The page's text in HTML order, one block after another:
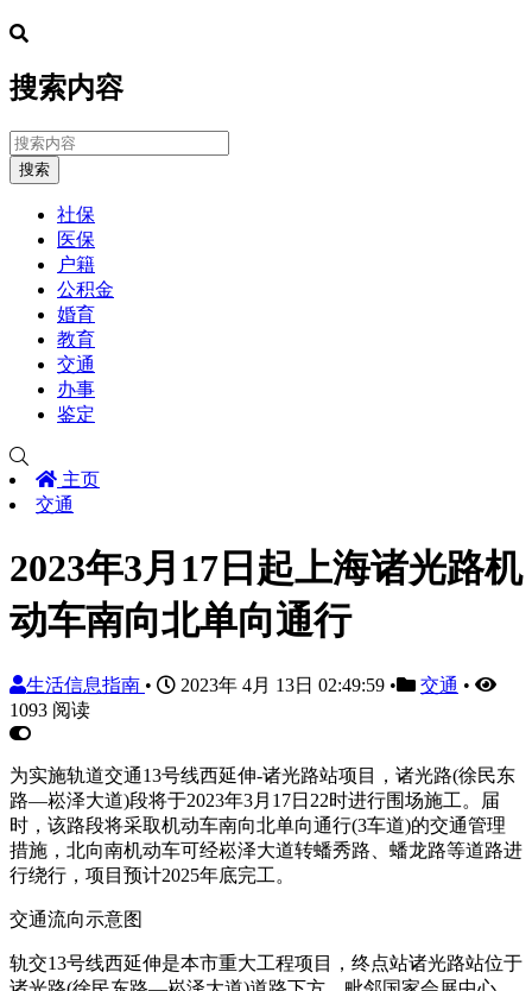
搜索内容
搜索
社保
医保
户籍
公积金
婚育
教育
交通
办事
鉴定
主页
交通
2023年3月17日起上海诸光路机
动车南向北单向通行
生活信息指南 • 2023年 4月 13日 02:49:59 • 交通 •
1093 阅读
为实施轨道交通13号线西延伸-诸光路站项目，诸光路(徐民东
路—崧泽大道)段将于2023年3月17日22时进行围场施工。届
时，该路段将采取机动车南向北单向通行(3车道)的交通管理
措施，北向南机动车可经崧泽大道转蟠秀路、蟠龙路等道路进
行绕行，项目预计2025年底完工。
交通流向示意图
轨交13号线西延伸是本市重大工程项目，终点站诸光路站位于